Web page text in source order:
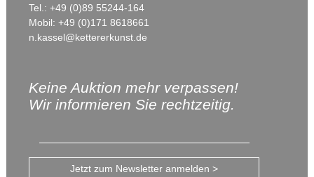
Tel.: +49 (0)89 55244-164
Mobil: +49 (0)171 8618661
n.kassel@kettererkunst.de
Keine Auktion mehr verpassen!
Wir informieren Sie rechtzeitig.
Jetzt zum Newsletter anmelden >